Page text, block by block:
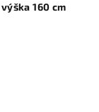
160 cm